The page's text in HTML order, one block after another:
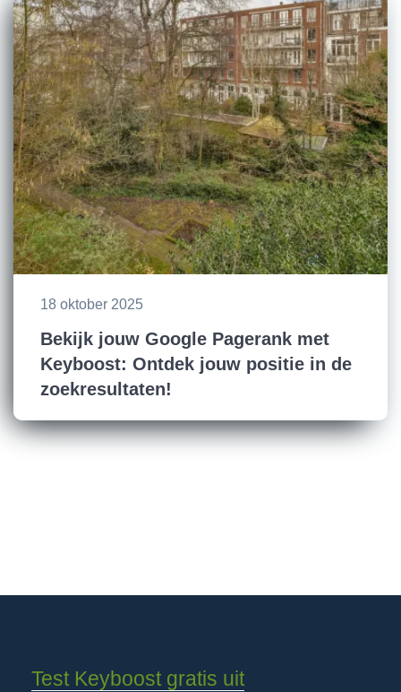
18 oktober 2025
Bekijk jouw Google Pagerank met
Keyboost: Ontdek jouw positie in de
zoekresultaten!
Test Keyboost gratis uit